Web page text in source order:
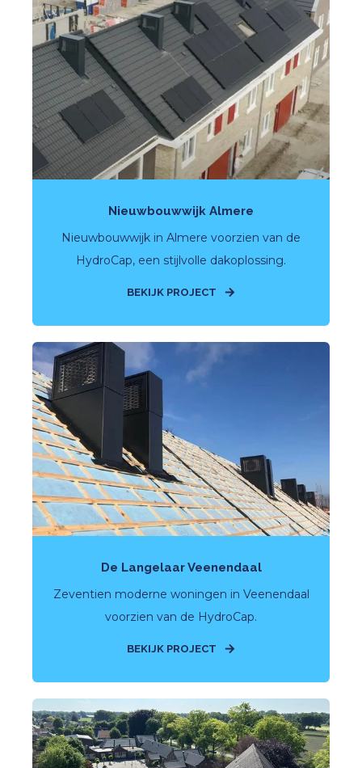
Nieuwbouwwijk Almere
Nieuwbouwwijk in Almere voorzien van de
HydroCap, een stijlvolle dakoplossing.
BEKIJK PROJECT
De Langelaar Veenendaal
Zeventien moderne woningen in Veenendaal
voorzien van de HydroCap.
BEKIJK PROJECT